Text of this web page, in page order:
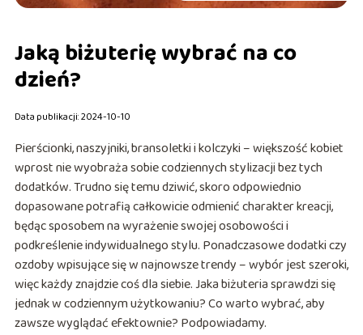
Jaką biżuterię wybrać na co
dzień?
Data publikacji: 2024-10-10
Pierścionki, naszyjniki, bransoletki i kolczyki – większość kobiet
wprost nie wyobraża sobie codziennych stylizacji bez tych
dodatków. Trudno się temu dziwić, skoro odpowiednio
dopasowane potrafią całkowicie odmienić charakter kreacji,
będąc sposobem na wyrażenie swojej osobowości i
podkreślenie indywidualnego stylu. Ponadczasowe dodatki czy
ozdoby wpisujące się w najnowsze trendy – wybór jest szeroki,
więc każdy znajdzie coś dla siebie. Jaka biżuteria sprawdzi się
jednak w codziennym użytkowaniu? Co warto wybrać, aby
zawsze wyglądać efektownie? Podpowiadamy.